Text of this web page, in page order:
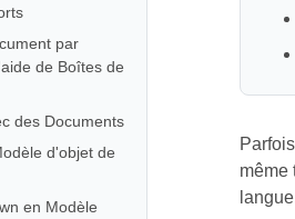
par
de Boîtes de
des Documents
d'objet de
en Modèle
même